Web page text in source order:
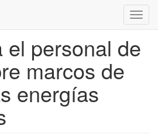
el personal de
marcos de
energías